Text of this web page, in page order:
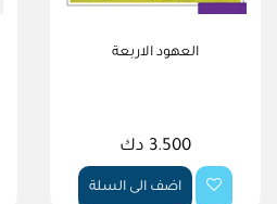
العهود الاربعة
3.500 دك
اضف الى السلة